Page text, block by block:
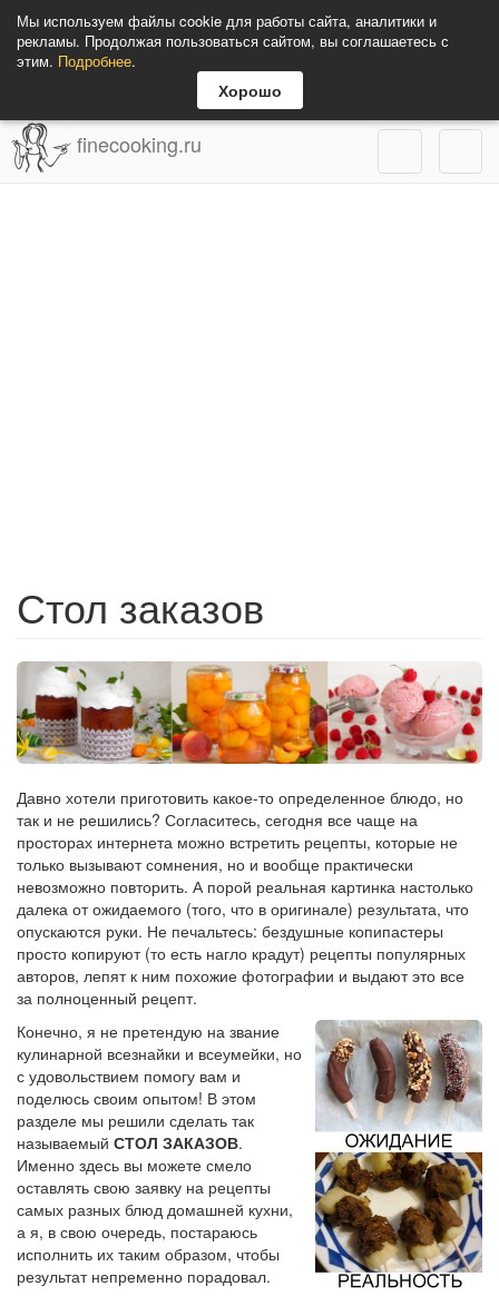
Мы используем файлы cookie для работы сайта, аналитики и
рекламы. Продолжая пользоваться сайтом, вы соглашаетесь с
этим. Подробнее.
Хорошо
finecooking.ru
Стол заказов
Давно хотели приготовить какое-то определенное блюдо, но
так и не решились? Согласитесь, сегодня все чаще на
просторах интернета можно встретить рецепты, которые не
только вызывают сомнения, но и вообще практически
невозможно повторить. А порой реальная картинка настолько
далека от ожидаемого (того, что в оригинале) результата, что
опускаются руки. Не печальтесь: бездушные копипастеры
просто копируют (то есть нагло крадут) рецепты популярных
авторов, лепят к ним похожие фотографии и выдают это все
за полноценный рецепт.
Конечно, я не претендую на звание
кулинарной всезнайки и всеумейки, но
с удовольствием помогу вам и
поделюсь своим опытом! В этом
разделе мы решили сделать так
называемый СТОЛ ЗАКАЗОВ.
Именно здесь вы можете смело
оставлять свою заявку на рецепты
самых разных блюд домашней кухни,
а я, в свою очередь, постараюсь
исполнить их таким образом, чтобы
результат непременно порадовал.